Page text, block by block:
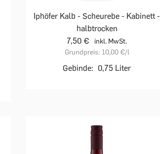
Iphöfer Kalb - Scheurebe - Kabinett -
halbtrocken
7,50 €
inkl. MwSt.
Grundpreis: 10,00 €/l
Gebinde: 0,75 Liter